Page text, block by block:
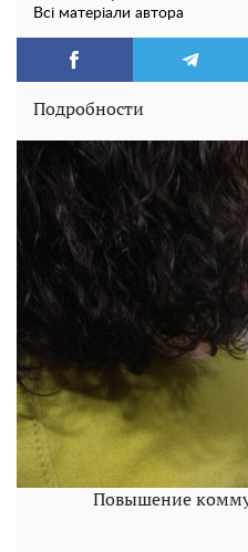
Всі матеріали автора
Подробности
Повышение